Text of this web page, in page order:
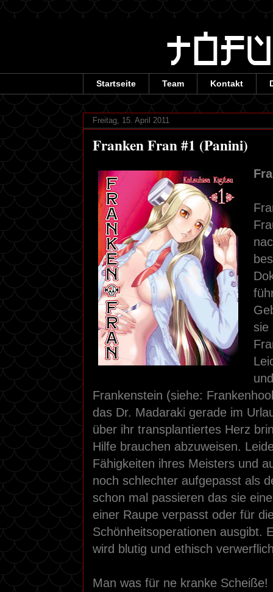
Startseite Team Kontakt
Freitag, 15. April 2011
Franken Fran #1 (Panini)
sie
Frankenstein (siehe:
das Dr. Madaraki gerade im
über ihr transplantiertes Herz
Hilfe brauchen abzuweisen.
Fähigkeiten ihres Meisters und
noch schlechter aufgepasst als
schon mal passieren das sie
einer Raupe verpasst oder für
Schönheitsoperationen ausgibt.
wird blutig und ethisch
Man was für ne kranke Scheiße!